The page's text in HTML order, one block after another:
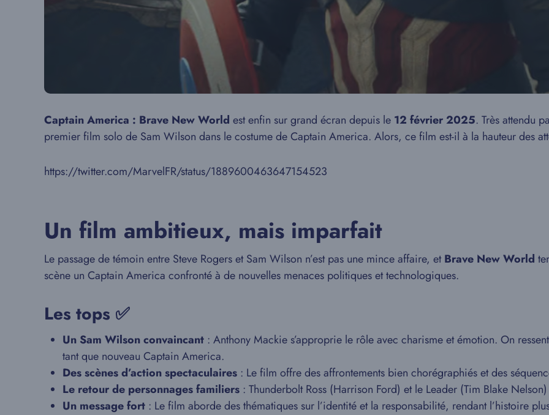
Captain America : Brave New World est enfin sur grand écran depuis le 12 février 2025. Très attendu
premier film solo de Sam Wilson dans le costume de Captain America. Alors, ce film est-il à la hauteur des
https://twitter.com/MarvelFR/status/1889600463647154523
Un film ambitieux, mais imparfait
Le passage de témoin entre Steve Rogers et Sam Wilson n’est pas une mince affaire, etBrave New World
scène un Captain America confronté à de nouvelles menaces politiques et technologiques.
Les tops ✅
Un Sam Wilson convaincant : Anthony Mackie s’approprie le rôle avec charisme et émotion. On
tant que nouveau Captain America.
Des scènes d’action spectaculaires : Le film offre des affrontements bien chorégraphiés et des
Le retour de personnages familiers : Thunderbolt Ross (Harrison Ford) et le Leader (Tim Blake
Un message fort : Le film aborde des thématiques sur l’identité et la responsabilité, rendant l’histoire